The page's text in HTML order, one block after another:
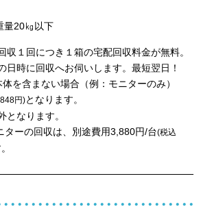
量20㎏以下
１回につき１箱の宅配回収料金が無料。
時に回収へお伺いします。最短翌日！
を含まない場合（例：モニターのみ）
円)となります。
なります。
ーの回収は、別途費用3,880円/台(税込